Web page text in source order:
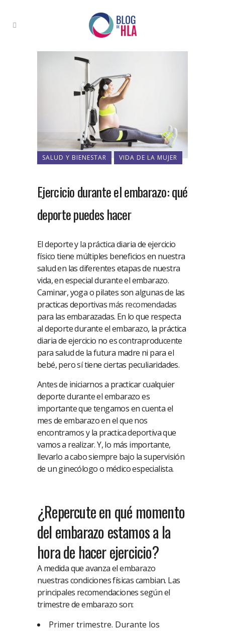
SALUD Y BIENESTAR VIDA DE LA MUJER
Ejercicio durante el embarazo: qué
deporte puedes hacer
El deporte y la práctica diaria de ejercicio
físico tiene múltiples beneficios en nuestra
salud en las diferentes etapas de nuestra
vida, en especial durante el embarazo.
Caminar, yoga o pilates son algunas de las
practicas deportivasmás recomendadas
para las embarazadas. En lo que respecta
al deporte durante el embarazo, la práctica
diaria de ejercicio no es contraproducente
para salud de la futura madre ni para el
bebé, pero sí tiene ciertas peculiaridades.
Antes de iniciarnos a practicar cualquier
deporte durante el embarazo es
importante que tengamos en cuenta el
mes de embarazo en el que nos
encontramos y la practica deportiva que
vamos a realizar. Y, lo más importante,
llevarlo a cabo siempre bajo la supervisión
de un ginecólogo o médico especialista.
¿Repercute en qué momento
del embarazo estamos a la
hora de hacer ejercicio?
A medida que avanza el embarazo
nuestras condiciones físicas cambian. Las
principales recomendaciones según el
trimestre de embarazo son:
Primer trimestre. Durante los